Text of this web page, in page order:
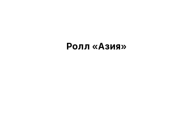
Ролл «Азия»